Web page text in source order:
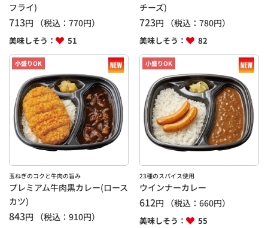
フライ)
713円 （税込： 770円）
美味しそう： 51
チーズ)
723円 （税込：780円）
美味しそう： 82
小盛りOK
玉ねぎのコクと牛肉の旨み
プレミアム牛肉黒カレー(ロース
カツ)
843円 （税込： 910円）
小盛りOK
23種のスパイス使用
ウインナーカレー
612円 （税込：660円）
美味しそう： 55